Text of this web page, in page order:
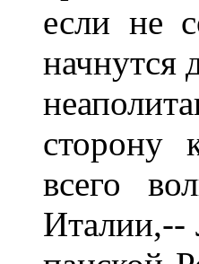
если не
начнутся
сторону
всего
Италии,--